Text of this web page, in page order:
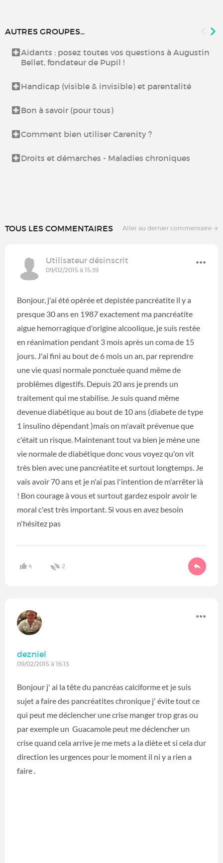
AUTRES GROUPES...
Aidants : posez toutes vos questions à Augustin
Bellet, fondateur de Pupil !
Handicap (visible & invisible) et parentalité
Bon à savoir (pour tous)
Comment bien utiliser Carenity ?
Droits et démarches - Maladies chroniques
TOUS LES COMMENTAIRES Aller au dernier commentaire
Utilisateur désinscrit
09/02/2015 à 15:39
Bonjour, j'ai été opèrée et depistée pancréatite il y a
presque 30 ans en 1987 exactement ma pancréatite
aigue hemorragique d'origine alcoolique, je suis restée
en réanimation pendant 3 mois après un coma de 15
jours. J'ai fini au bout de 6 mois un an, par reprendre
une vie quasi normale ponctuée quand même de
problêmes digestifs. Depuis 20 ans je prends un
traitement qui me stabilise. Je suis quand même
devenue diabétique au bout de 10 ans (diabete de type
1 insulino dépendant )mais on m'avait prévenue que
c'était un risque. Maintenant tout va bien je mène une
vie normale de diabétique donc vous voyez qu'on vit
très bien avec une pancréatite et surtout longtemps. Je
vais avoir 70 ans et je n'ai pas l'intention de m'arrêter là
! Bon courage à vous et surtout gardez espoir avoir le
moral c'est très important. Si vous en avez besoin
n'hésitez pas
4 2
dezniel
09/02/2015 à 16:13
Bonjour j' ai la tête du pancréas calciforme et je suis
sujet a faire des pancréatites chronique j' évite tout ce
qui peut me déclencher une crise manger trop gras ou
par exemple un Guacamole peut me déclencher un
crise quand cela arrive je me mets a la diète et si cela dur
direction les urgences pour le moment il ni y a rien a
faire .